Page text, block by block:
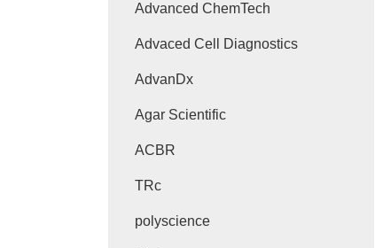
Advanced ChemTech
Advaced Cell Diagnostics
AdvanDx
Agar Scientific
ACBR
TRc
polyscience